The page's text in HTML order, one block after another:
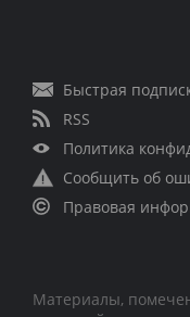
Быстрая
RSS
Политика
Сообщить об
Правовая
Материалы,